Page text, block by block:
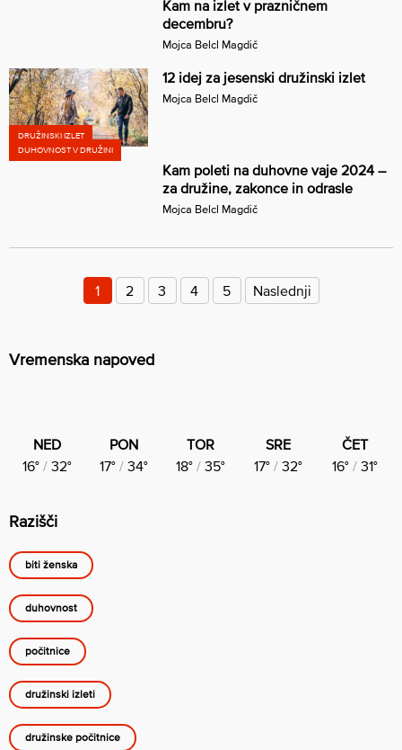
Kam na izlet v prazničnem
decembru?
Mojca Belcl Magdič
DRUŽINSKI IZLET
12 idej za jesenski družinski izlet
Mojca Belcl Magdič
DUHOVNOST V DRUŽINI
Kam poleti na duhovne vaje 2024 –
za družine, zakonce in odrasle
Mojca Belcl Magdič
prispevkov
1 2 3 4 5 Naslednji
Vremenska napoved
NED
16°/ 32°
PON
17°/ 34°
TOR
18°/ 35°
SRE
17° /32°
ČET
16° /31°
Razišči
biti ženska
duhovnost
počitnice
družinski izleti
družinske počitnice